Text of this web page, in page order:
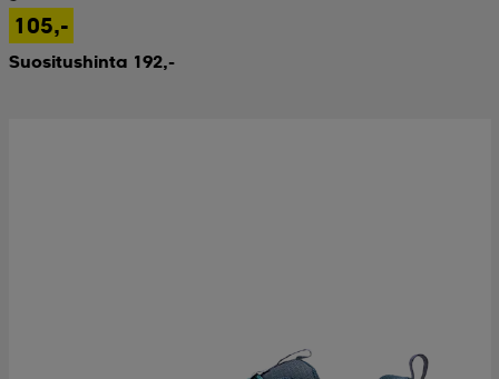
105,-
Suositushinta 192,-